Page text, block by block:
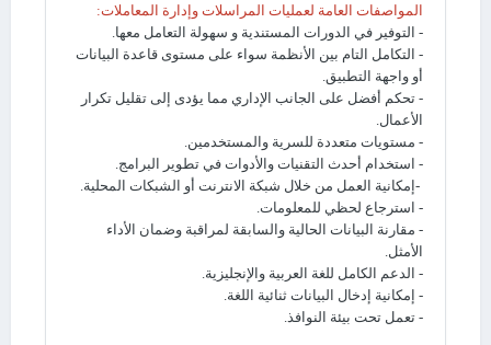
المواصفات العامة لعمليات المراسلات وإدارة المعاملات:
- التوفير في الدورات المستندية و سهولة التعامل معها.
- التكامل التام بين الأنظمة سواء على مستوى قاعدة البيانات
أو واجهة التطبيق.
- تحكم أفضل على الجانب الإداري مما يؤدى إلى تقليل تكرار
الأعمال.
- مستويات متعددة للسرية والمستخدمين.
- استخدام أحدث التقنيات والأدوات في تطوير البرامج.
-إمكانية العمل من خلال شبكة الانترنت أو الشبكات المحلية.
- استرجاع لحظي للمعلومات.
- مقارنة البيانات الحالية والسابقة لمراقبة وضمان الأداء
الأمثل.
- الدعم الكامل للغة العربية والإنجليزية.
- إمكانية إدخال البيانات ثنائية اللغة.
- تعمل تحت بيئة النوافذ.